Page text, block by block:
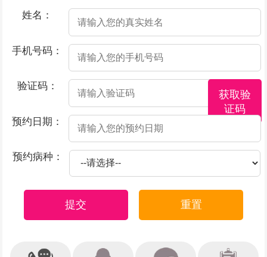
姓名：
手机号码：
验证码：
获取验
证码
预约日期：
预约病种：
提交 重置